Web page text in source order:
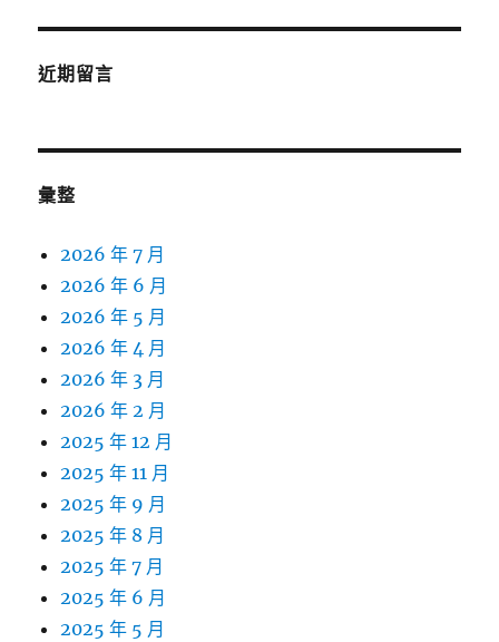
近期留言
彙整
2026 年 7 月
2026 年 6 月
2026 年 5 月
2026 年 4 月
2026 年 3 月
2026 年 2 月
2025 年 12 月
2025 年 11 月
2025 年 9 月
2025 年 8 月
2025 年 7 月
2025 年 6 月
2025 年 5 月